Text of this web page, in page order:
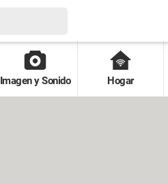
Imagen y Sonido Hogar